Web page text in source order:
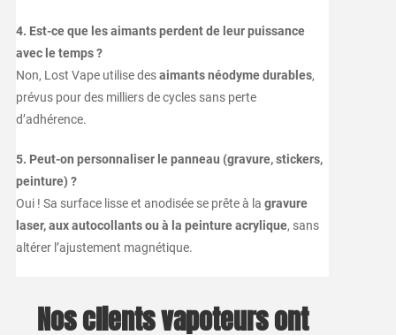
4. Est-ce que les aimants perdent de leur puissance
avec le temps ?
Non, Lost Vape utilise desaimants néodyme durables,
prévus pour des milliers de cycles sans perte
d’adhérence.
5. Peut-on personnaliser le panneau (gravure, stickers,
peinture) ?
Oui ! Sa surface lisse et anodisée se prête à la gravure
laser, aux autocollants ou à la peinture acrylique, sans
altérer l’ajustement magnétique.
Nos clients vapoteurs ont